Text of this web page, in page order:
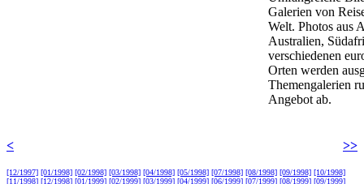
Galerien von
Welt. Photos aus
Australien,
verschiedenen
Orten werden
Themengalerien
Angebot ab.
< >>
[12/1997] [01/1998] [02/1998] [03/1998] [04/1998] [05/1998] [07/1998] [08/1998] [09/1998] [10/1998]
[11/1998] [12/1998] [01/1999] [02/1999] [03/1999] [04/1999] [06/1999] [07/1999] [08/1999] [09/1999]